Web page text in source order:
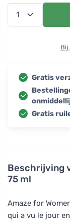
Beschrijving
75 ml
Amaze for
qui a vu le jour
Bij
Gratis
Gratis